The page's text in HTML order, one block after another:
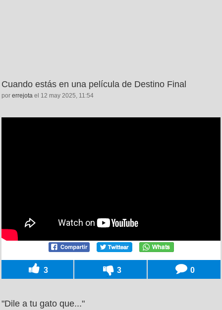
Cuando estás en una película de Destino Final
por errejota el 12 may 2025, 11:54
3 3 0
"Dile a tu gato que..."